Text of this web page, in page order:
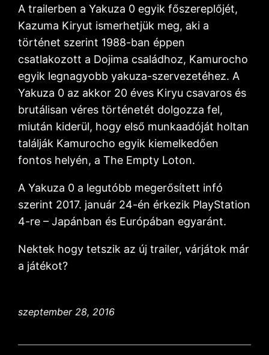
A trailerben a Yakuza 0 egyik főszereplőjét,
Kazuma Kiryut ismerhetjük meg, aki a
történet szerint 1988-ban éppen
csatlakozott a Dojima családhoz, Kamurocho
egyik legnagyobb yakuza-szervezetéhez. A
Yakuza 0 az akkor 20 éves Kiryu csavaros és
brutálisan véres történetét dolgozza fel,
miután kiderül, hogy első munkaadóját holtan
találják Kamurocho egyik kiemelkedően
fontos helyén, a The Empty Loton.
A Yakuza 0 a legutóbb megerősített infó
szerint 2017. január 24-én érkezik PlayStation
4-re – Japánban és Európában egyaránt.
Nektek hogy tetszik az új trailer, várjátok már
a játékot?
szeptember 28, 2016